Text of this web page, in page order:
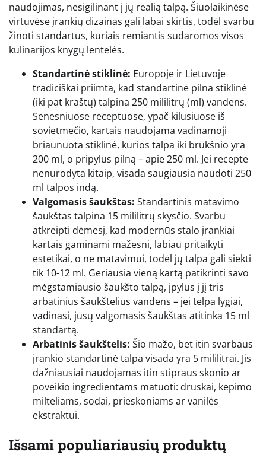
naudojimas, nesigilinant į jų realią talpą. Šiuolaikinėse
virtuvėse įrankių dizainas gali labai skirtis, todėl svarbu
žinoti standartus, kuriais remiantis sudaromos visos
kulinarijos knygų lentelės.
Standartinė stiklinė: Europoje ir Lietuvoje
tradiciškai priimta, kad standartinė pilna stiklinė
(iki pat kraštų) talpina 250 mililitrų (ml) vandens.
Senesniuose receptuose, ypač kilusiuose iš
sovietmečio, kartais naudojama vadinamoji
briaunuota stiklinė, kurios talpa iki brūkšnio yra
200 ml, o pripylus pilną – apie 250 ml. Jei recepte
nenurodyta kitaip, visada saugiausia naudoti 250
ml talpos indą.
Valgomasis šaukštas: Standartinis matavimo
šaukštas talpina 15 mililitrų skysčio. Svarbu
atkreipti dėmesį, kad modernūs stalo įrankiai
kartais gaminami mažesni, labiau pritaikyti
estetikai, o ne matavimui, todėl jų talpa gali siekti
tik 10-12 ml. Geriausia vieną kartą patikrinti savo
mėgstamiausio šaukšto talpą, įpylus į jį tris
arbatinius šaukštelius vandens – jei telpa lygiai,
vadinasi, jūsų valgomasis šaukštas atitinka 15 ml
standartą.
Arbatinis šaukštelis: Šio mažo, bet itin svarbaus
įrankio standartinė talpa visada yra 5 mililitrai. Jis
dažniausiai naudojamas itin stipraus skonio ar
poveikio ingredientams matuoti: druskai, kepimo
milteliams, sodai, prieskoniams ar vanilės
ekstraktui.
Išsami populiariausių produktų